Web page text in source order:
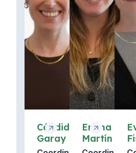
Cándida
Garay
Emma
Martín